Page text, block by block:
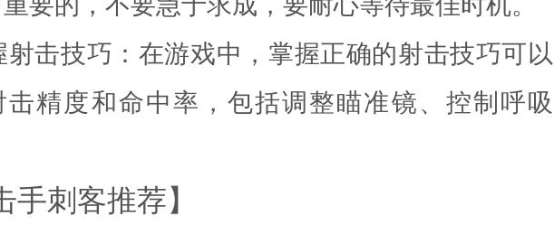
射击技巧：在游戏中，掌握正确的射击技巧可以
击精度和命中率，包括调整瞄准镜、控制呼吸
手刺客推荐】